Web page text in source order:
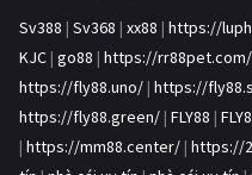
Sv388 | Sv368 | xx88 | https://
KJC | go88 | https://rr88pet.com/
https://fly88.uno/ | https://
https://fly88.green/ | FLY88 |
| https://mm88.center/ | https://